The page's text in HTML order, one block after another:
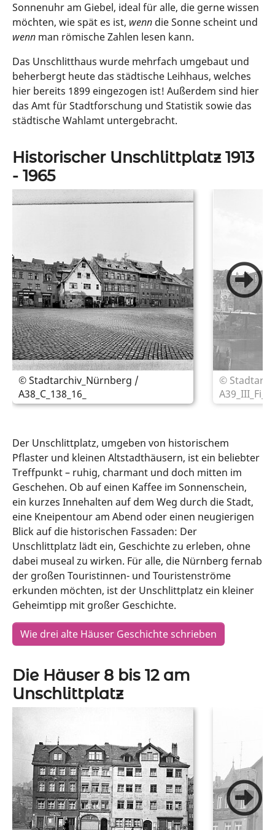
Sonnenuhr am Giebel, ideal für alle, die gerne wissen
möchten, wie spät es ist, wenn die Sonne scheint und
wenn man römische Zahlen lesen kann.
Das Unschlitthaus wurde mehrfach umgebaut und
beherbergt heute das städtische Leihhaus, welches
hier bereits 1899 eingezogen ist! Außerdem sind hier
das Amt für Stadtforschung und Statistik sowie das
städtische Wahlamt untergebracht.
Historischer Unschlittplatz 1913
- 1965
© Stadtarchiv_Nürnberg /
A38_C_138_16_
©
Der Unschlittplatz, umgeben von historischem
Pflaster und kleinen Altstadthäusern, ist ein beliebter
Treffpunkt – ruhig, charmant und doch mitten im
Geschehen. Ob auf einen Kaffee im Sonnenschein,
ein kurzes Innehalten auf dem Weg durch die Stadt,
eine Kneipentour am Abend oder einen neugierigen
Blick auf die historischen Fassaden: Der
Unschlittplatz lädt ein, Geschichte zu erleben, ohne
dabei museal zu wirken. Für alle, die Nürnberg fernab
der großen Touristinnen- und Touristenströme
erkunden möchten, ist der Unschlittplatz ein kleiner
Geheimtipp mit großer Geschichte.
Wie drei alte Häuser Geschichte schrieben
Die Häuser 8 bis 12 am
Unschlittplatz